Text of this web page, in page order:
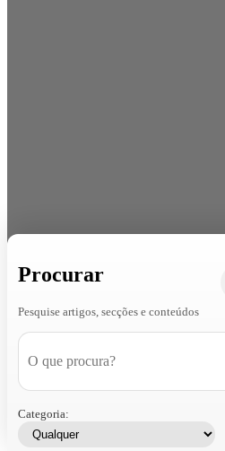
Procurar
Pesquise artigos, secções e conteúdos
Categoria: